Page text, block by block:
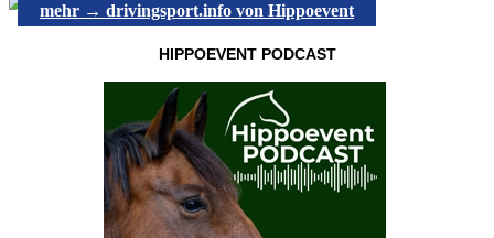
mehr → drivingsport.info von Hippoevent
HIPPOEVENT PODCAST